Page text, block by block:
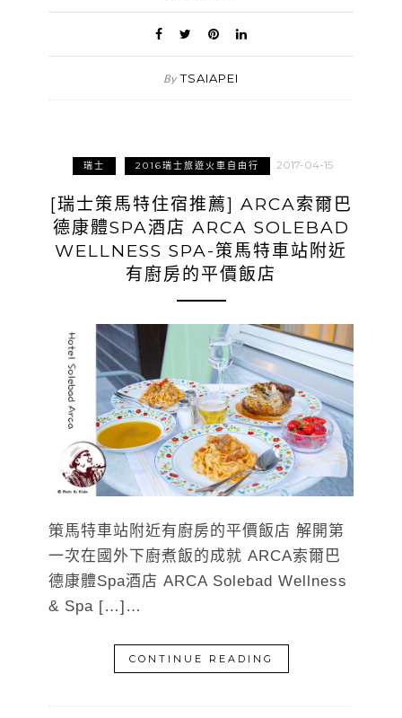
By TSAIAPEI
瑞士 2016瑞士旅遊火車自由行 2017-04-15
[瑞士策馬特住宿推薦] ARCA索爾巴
德康體SPA酒店 ARCA SOLEBAD
WELLNESS SPA-策馬特車站附近
有廚房的平價飯店
策馬特車站附近有廚房的平價飯店 解開第
一次在國外下廚煮飯的成就 ARCA索爾巴
德康體Spa酒店 ARCA Solebad Wellness
& Spa […]…
CONTINUE READING